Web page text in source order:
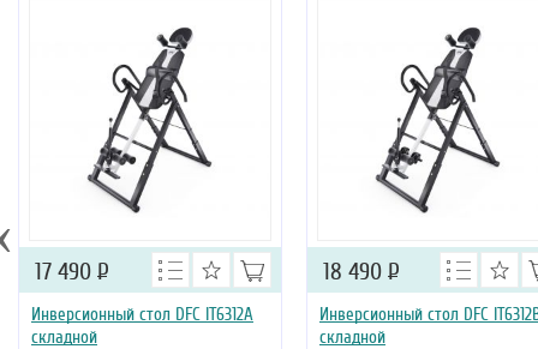
Инверсионный стол DFC IT6312A
складной
17 490 Р
Инверсионный стол DFC
складной
18 490 Р